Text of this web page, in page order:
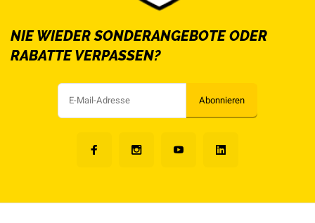
NIE WIEDER SONDERANGEBOTE ODER
RABATTE VERPASSEN?
Abonnieren